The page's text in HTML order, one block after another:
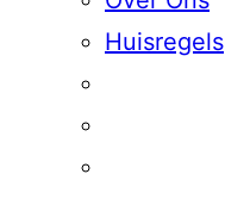
Huisregels